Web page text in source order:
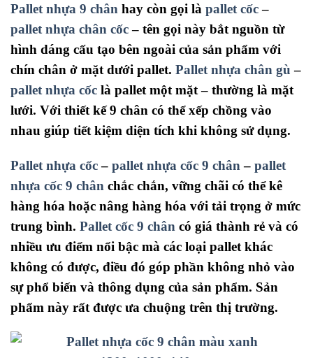
Pallet nhựa 9 chân hay còn gọi là pallet cốc–
pallet nhựa chân cốc– tên gọi này bắt nguồn từ
hình dáng cấu tạo bên ngoài của sản phẩm với
chín chân ở mặt dưới pallet. Pallet nhựa chân gù –
pallet nhựa cốc là pallet một mặt – thường là mặt
lưới. Với thiết kế 9 chân có thể xếp chồng vào
nhau giúp tiết kiệm diện tích khi không sử dụng.
Pallet nhựa cốc– pallet nhựa cốc 9 chân – pallet
nhựa cốc 9 chân chắc chắn, vững chãi có thể kê
hàng hóa hoặc nâng hàng hóa với tải trọng ở mức
trung bình. Pallet cốc 9 chân có giá thành rẻ và có
nhiều ưu điểm nổi bậc mà các loại pallet khác
không có được, điều đó góp phần không nhỏ vào
sự phổ biến và thông dụng của sản phẩm. Sản
phẩm này rất được ưa chuộng trên thị trường.